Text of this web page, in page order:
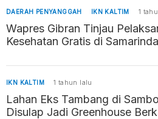
DAERAH PENYANGGAH IKN KALTIM 1
Wapres Gibran Tinjau
Kesehatan Gratis di Samarinda
IKN KALTIM 1 tahun lalu
Lahan Eks Tambang di
Disulap Jadi Greenhouse